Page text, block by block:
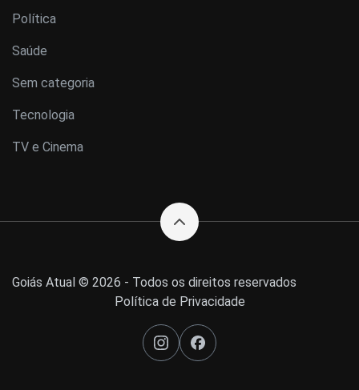
Política
Saúde
Sem categoria
Tecnologia
TV e Cinema
Goiás Atual © 2026 - Todos os direitos reservados
Política de Privacidade